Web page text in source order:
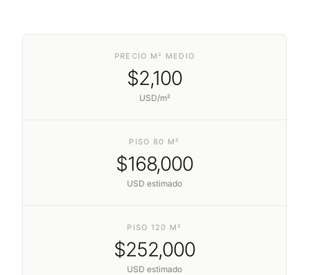
PRECIO M² MEDIO
$2,100
USD/m²
PISO 80 M²
$168,000
USD estimado
PISO 120 M²
$252,000
USD estimado